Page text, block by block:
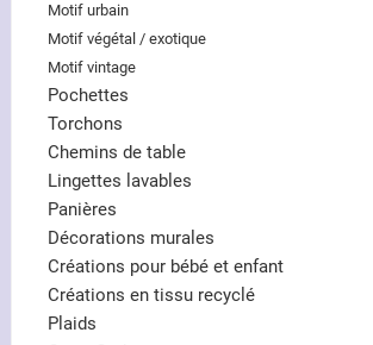
Motif urbain
Motif végétal / exotique
Motif vintage
Pochettes
Torchons
Chemins de table
Lingettes lavables
Panières
Décorations murales
Créations pour bébé et enfant
Créations en tissu recyclé
Plaids